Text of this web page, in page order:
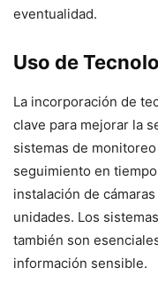
eventualidad.
Uso de
La incorporación de
clave para mejorar la
sistemas de
seguimiento en
instalación de
unidades. Los
también son
información sensible.